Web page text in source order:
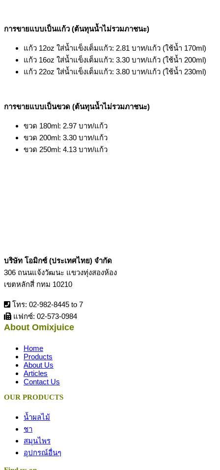
การขายแบบเป็นแก้ว (ต้นทุนน้ำไม่รวมภาชนะ)
แก้ว 12oz ใส่น้ำแข็งเต็มแก้ว: 2.81 บาท/แก้ว (ใช้น้ำ 170ml)
แก้ว 16oz ใส่น้ำแข็งเต็มแก้ว: 3.30 บาท/แก้ว (ใช้น้ำ 200ml)
แก้ว 22oz ใส่น้ำแข็งเต็มแก้ว: 3.80 บาท/แก้ว (ใช้น้ำ 230ml)
การขายแบบเป็นขวด (ต้นทุนน้ำไม่รวมภาชนะ)
ขวด 180ml: 2.97 บาท/แก้ว
ขวด 200ml: 3.30 บาท/แก้ว
ขวด 250ml: 4.13 บาท/แก้ว
บริษัท โอมิกซ์ (ประเทศไทย) จำกัด
306 ถนนแจ้งวัฒนะ แขวงทุ่งสองห้อง
เขตหลักสี่ กทม 10210
โทร: 02-982-8445 to 7
แฟกซ์: 02-573-0984
About Omixjuice
Home
Products
About Us
Articles
Contact Us
OUR PRODUCTS
น้ำผลไม้
ชา
สมุนไพร
อุปกรณ์อื่นๆ